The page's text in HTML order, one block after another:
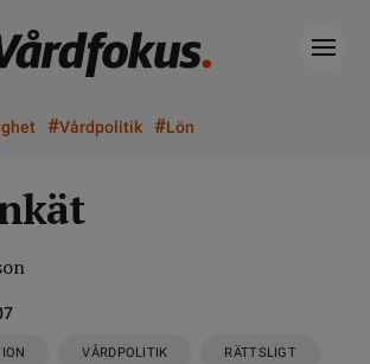
#Vårdpolitik #Lön
VÅRDPOLITIK RÄTTSLIGT